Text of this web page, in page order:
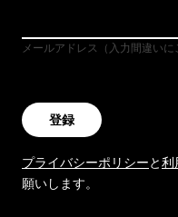
メールアドレス（入力間違いに
登録
プライバシーポリシーと利
願いします。